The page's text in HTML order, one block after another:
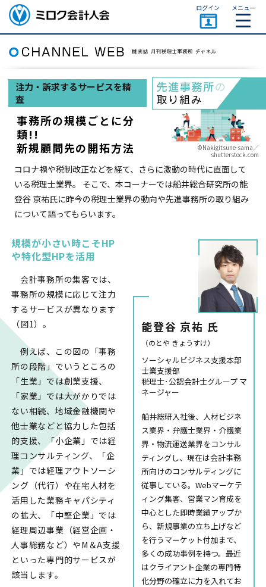
ミロク会計人会 MIROKU
ACCOUNTING PERSON
ASSOCIATION
ログイン メニュー
©Nakigitsune-sama／
shutterstock.com
注力・訴求するサービスを精
査
事務所の規模ごとに分
類!!
新規顧問先の開拓方法
コロナ禍や税制改正などを経て、さらに激動の時代に直面して
いる税理士業界。 そこで、本コーナーでは船井総合研究所の能
登谷 京祐氏に昨今の税理士業界の動向や先進事務所の取り組み
について語ってもらいます。
能登谷 京祐 氏
（のとや きょうすけ）
ソーシャルビジネス支援本部
士業支援部
税理士･公認会計士グループ マ
ネージャー
船井総研入社後、人材ビジネ
ス業界・弁護士業界・介護業
界・物流運送業界をコンサル
ティングし、現在は会計事務
所向けのコンサルティングに
従事している。Webマーケテ
ィング集客、営業マン育成を
中心とした即時業績アップか
ら、新規事業の立ち上げなど
を行うマーケット付加まで、
多くの成功事例を持つ。最近
はクライアント企業の専門特
化分野の確立に力を入れてお
規模が小さい時こそHP
や特化型HPを活用
会計事務所の集客では、
事務所の規模に応じて注力
するサービスが異なります
（図1）。
例えば、この図の「事務
所の段階」でいうところの
「生業」では創業支援、
「家業」では大がかりでは
ない相続、地域金融機関や
他士業などと協力した包括
的支援、「小企業」では経
理コンサルティング、「企
業」では経理アウトソーシ
ング（代行）や在宅人材を
活用した業務キャパシティ
の拡大、「中堅企業」では
経理周辺事業（経営企画・
人事総務など）やM＆A支援
といった専門的サービスが
該当します。